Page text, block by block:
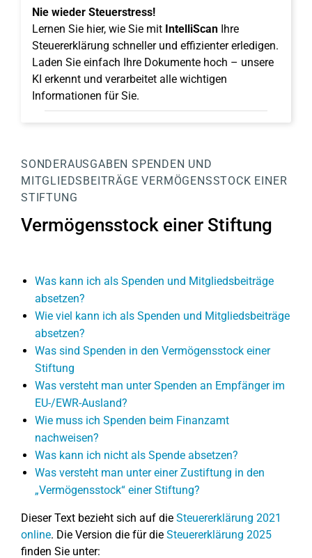
Nie wieder Steuerstress!
Lernen Sie hier, wie Sie mit IntelliScan Ihre
Steuererklärung schneller und effizienter erledigen.
Laden Sie einfach Ihre Dokumente hoch – unsere
KI erkennt und verarbeitet alle wichtigen
Informationen für Sie.
SONDERAUSGABEN SPENDEN UND
MITGLIEDSBEITRÄGE VERMÖGENSSTOCK EINER
STIFTUNG
Vermögensstock einer Stiftung
Was kann ich als Spenden und Mitgliedsbeiträge
absetzen?
Wie viel kann ich als Spenden und Mitgliedsbeiträge
absetzen?
Was sind Spenden in den Vermögensstock einer
Stiftung
Was versteht man unter Spenden an Empfänger im
EU-/EWR-Ausland?
Wie muss ich Spenden beim Finanzamt
nachweisen?
Was kann ich nicht als Spende absetzen?
Was versteht man unter einer Zustiftung in den
„Vermögensstock“ einer Stiftung?
Dieser Text bezieht sich auf die Steuererklärung 2021
online. Die Version die für die Steuererklärung 2025
finden Sie unter: